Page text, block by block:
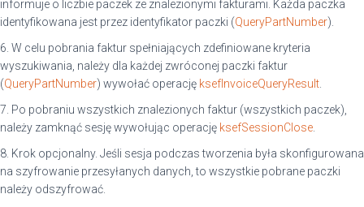
informuje o liczbie paczek ze znalezionymi fakturami. Każda paczka
identyfikowana jest przez identyfikator paczki (QueryPartNumber).
6. W celu pobrania faktur spełniających zdefiniowane kryteria
wyszukiwania, należy dla każdej zwróconej paczki faktur
(QueryPartNumber) wywołać operację ksefInvoiceQueryResult
7. Po pobraniu wszystkich znalezionych faktur (wszystkich paczek),
należy zamknąć sesję wywołując operację ksefSessionClose
8. Krok opcjonalny. Jeśli sesja podczas tworzenia była skonfigurowana
na szyfrowanie przesyłanych danych, to wszystkie pobrane paczki
należy odszyfrować.